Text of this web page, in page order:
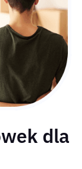
dla